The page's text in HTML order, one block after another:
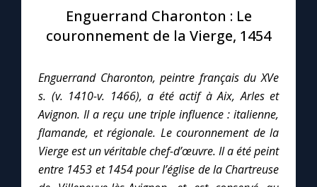
La vidéo de la semaine
Le magazine
Le site internet
Questions-réponses
Enguerrand Charonton : Le
couronnement de la Vierge, 1454
Enguerrand Charonton, peintre français du XVe
s. (v. 1410-v. 1466), a été actif à Aix, Arles et
Avignon. Il a reçu une triple influence : italienne,
flamande, et régionale. Le couronnement de la
Vierge est un véritable chef-d’œuvre. Il a été peint
entre 1453 et 1454 pour l’église de la Chartreuse